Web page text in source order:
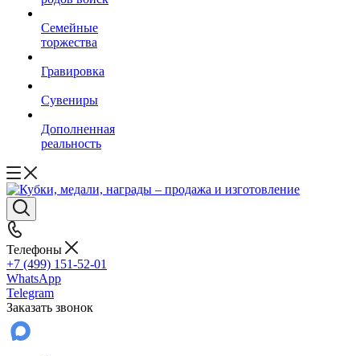
Семейные
торжества
Гравировка
Сувениры
Дополненная
реальность
Телефоны
+7 (499) 151-52-01
WhatsApp
Telegram
Заказать звонок